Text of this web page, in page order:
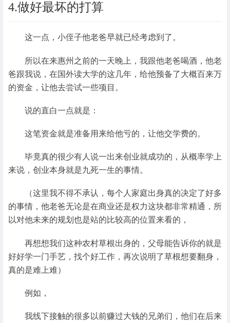
4.做好最坏的打算
这一点，小侄子他老爸早就已经考虑到了。
所以在来惠州之前的一天晚上，我跟他老爸喝酒，他老
爸跟我说，在国外读大学的这几年，给他预备了大概百来万
的资金，让他去尝试一些项目。
说的直白一点就是：
这笔资金就是准备用来给他亏的，让他交学费的。
毕竟真的很少有人说一出来创业就成功的，从概率学上
来说，创业本身就是九死一生的事情。
（这里我不得不承认，每个人家庭出身真的决定了好多
的事情，他老爸无论是在商业还是权力这块都非常精通，所
以对他未来的规划也是站的比较高的位置来看的，
再想想我们这种农村草根出身的，父母能告诉你的就是
好好学一门手艺，找个好工作，再次说明了草根想要翻身，
真的是难上难）
例如，
我线下接触的很多以前赚过大钱的兄弟们，他们在后来